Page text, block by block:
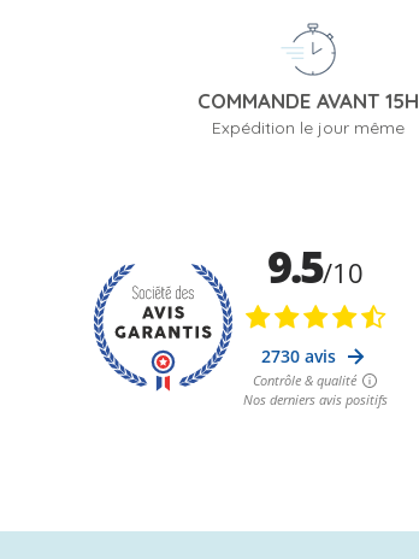
COMMANDE AVANT 15H
Expédition le jour même